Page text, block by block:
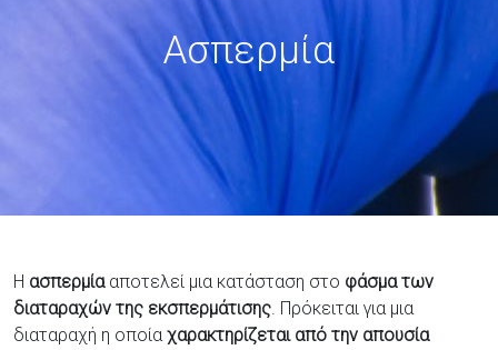
Ασπερμία
Η ασπερμίααποτελεί μια κατάσταση στο φάσμα των
διαταραχών της εκσπερμάτισης. Πρόκειται για μια
διαταραχή η οποίαχαρακτηρίζεται από την απουσία